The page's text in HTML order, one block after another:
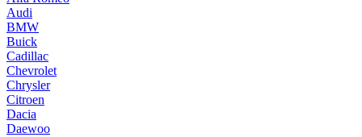
Audi
BMW
Buick
Cadillac
Chevrolet
Chrysler
Citroen
Dacia
Daewoo